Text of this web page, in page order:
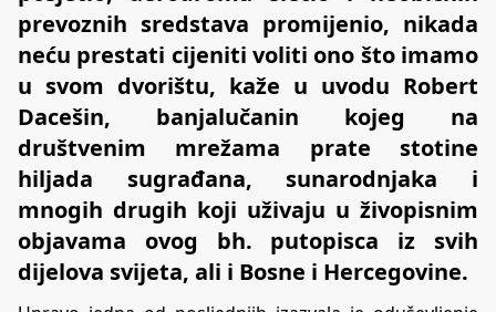
prevoznih sredstava promijenio, nikada
neću prestati cijeniti voliti ono što imamo
u svom dvorištu, kaže u uvodu Robert
Dacešin, banjalučanin kojeg na
društvenim mrežama prate stotine
hiljada sugrađana, sunarodnjaka i
mnogih drugih koji uživaju u živopisnim
objavama ovog bh. putopisca iz svih
dijelova svijeta, ali i Bosne i Hercegovine.